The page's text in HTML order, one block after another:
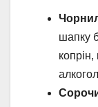
шапку